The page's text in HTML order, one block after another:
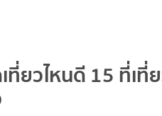
ยวไหนดี 15 ที่เที่